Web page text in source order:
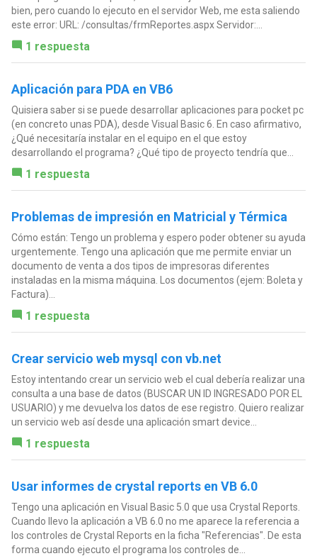
bien, pero cuando lo ejecuto en el servidor Web, me esta saliendo
este error: URL: /consultas/frmReportes.aspx Servidor:...
1 respuesta
Aplicación para PDA en VB6
Quisiera saber si se puede desarrollar aplicaciones para pocket pc
(en concreto unas PDA), desde Visual Basic 6. En caso afirmativo,
¿Qué necesitaría instalar en el equipo en el que estoy
desarrollando el programa? ¿Qué tipo de proyecto tendría que...
1 respuesta
Problemas de impresión en Matricial y Térmica
Cómo están: Tengo un problema y espero poder obtener su ayuda
urgentemente. Tengo una aplicación que me permite enviar un
documento de venta a dos tipos de impresoras diferentes
instaladas en la misma máquina. Los documentos (ejem: Boleta y
Factura)...
1 respuesta
Crear servicio web mysql con vb.net
Estoy intentando crear un servicio web el cual debería realizar una
consulta a una base de datos (BUSCAR UN ID INGRESADO POR EL
USUARIO) y me devuelva los datos de ese registro. Quiero realizar
un servicio web así desde una aplicación smart device...
1 respuesta
Usar informes de crystal reports en VB 6.0
Tengo una aplicación en Visual Basic 5.0 que usa Crystal Reports.
Cuando llevo la aplicación a VB 6.0 no me aparece la referencia a
los controles de Crystal Reports en la ficha "Referencias". De esta
forma cuando ejecuto el programa los controles de...